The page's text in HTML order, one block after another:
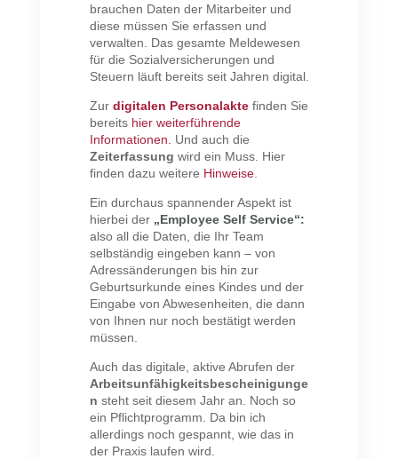
brauchen Daten der Mitarbeiter und
diese müssen Sie erfassen und
verwalten. Das gesamte Meldewesen
für die Sozialversicherungen und
Steuern läuft bereits seit Jahren digital.
Zurdigitalen Personalakte finden Sie
bereits hier weiterführende
Informationen
Und auch die
Zeiterfassung wird ein Muss. Hier
finden dazu weitere Hinweise
Ein durchaus spannender Aspekt ist
hierbei der „Employee Self Service“:
also all die Daten, die Ihr Team
selbständig eingeben kann – von
Adressänderungen bis hin zur
Geburtsurkunde eines Kindes und der
Eingabe von Abwesenheiten, die dann
von Ihnen nur noch bestätigt werden
müssen.
Auch das digitale, aktive Abrufen der
Arbeitsunfähigkeitsbescheinigunge
n steht seit diesem Jahr an. Noch so
ein Pflichtprogramm. Da bin ich
allerdings noch gespannt, wie das in
der Praxis laufen wird.